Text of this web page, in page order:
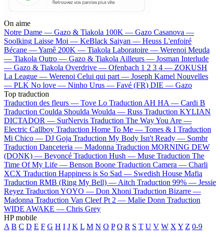
On aime
Notre Dame — Gazo & Tiakola 100K — Gazo Casanova —
Soolking Laisse Moi — KeBlack Saiyan — Heuss L'enfoiré
Bécane —Yamê 200K — Tiakola Laboratoire — Werenoi Meuda
— Tiakola Outro — Gazo & Tiakola Ailleurs — Josman Interlude
— Gazo & Tiakola Overdrive — Ofenbach 1 2 3 4 — ZOKUSH
La League — Werenoi Celui qui part — Joseph Kamel Nouvelles
— PLK No love — Ninho Urus — Favé (FR) DIE — Gazo
Top traduction
Traduction des fleurs — Tove Lo Traduction AH HA — Cardi B
Traduction Coulda Shoulda Woulda — Russ Traduction KYLIAN
DICTADOR — SurNervis Traduction The Way You Are —
Electric Callboy Traduction Home To Me — Tones & I Traduction
Mi Chico — DJ Goja Traduction My Body Isn't Ready — Sombr
Traduction Danceteria — Madonna Traduction MORNING DEW
(DONK) — Beyoncé Traduction Hush — Muse Traduction The
Time Of My Life — Benson Boone Traduction Camera — Charli
XCX Traduction Happiness is So Sad — Swedish House Mafia
Traduction RMB (Ring My Bell) — Aitch Traduction 99% — Jessie
Reyez Traduction YOYO — Don Xhoni Traduction Bizarre —
Madonna Traduction Van Cleef Pt 2 — Malie Donn Traduction
WIDE AWAKE — Chris Grey
HP mobile
A B C D E F G H I J K L M N O P Q R S T U V W X Y Z 0-9